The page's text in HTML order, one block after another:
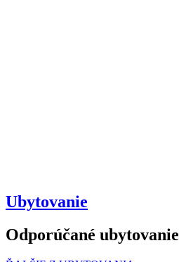
Ubytovanie
Odporúčané ubytovanie